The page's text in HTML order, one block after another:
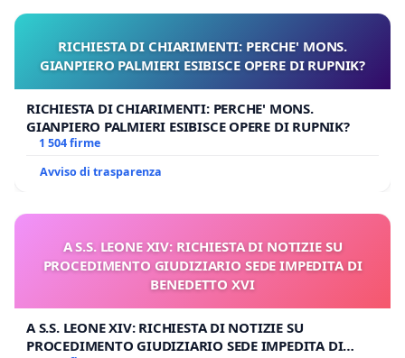
RICHIESTA DI CHIARIMENTI: PERCHE' MONS.
GIANPIERO PALMIERI ESIBISCE OPERE DI RUPNIK?
RICHIESTA DI CHIARIMENTI: PERCHE' MONS.
GIANPIERO PALMIERI ESIBISCE OPERE DI RUPNIK?
1 504 firme
Avviso di trasparenza
A S.S. LEONE XIV: RICHIESTA DI NOTIZIE SU
PROCEDIMENTO GIUDIZIARIO SEDE IMPEDITA DI
BENEDETTO XVI
A S.S. LEONE XIV: RICHIESTA DI NOTIZIE SU
PROCEDIMENTO GIUDIZIARIO SEDE IMPEDITA DI